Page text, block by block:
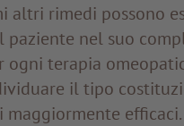
altri rimedi possono
paziente nel suo
ogni terapia
il tipo
efficaci.